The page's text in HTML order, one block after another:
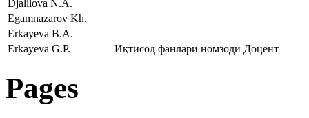
Djalilova N.A.
Egamnazarov Kh.
Erkayeva B.A.
Erkayeva G.P.
Иқтисод фанлари номзоди Доцент
Pages